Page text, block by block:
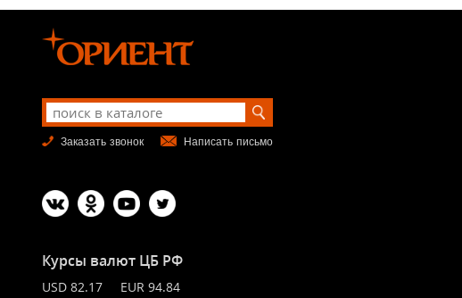
Заказать звонок Написать письмо
Курсы валют ЦБ РФ
USD 82.17 EUR 94.84